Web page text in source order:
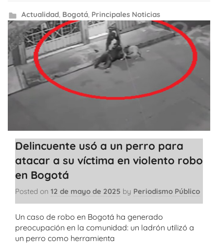
Actualidad, Bogotá, Principales Noticias
Delincuente usó a un perro para
atacar a su víctima en violento robo
en Bogotá
Posted on 12 de mayo de 2025 by Periodismo Público
Un caso de robo en Bogotá ha generado
preocupación en la comunidad: un ladrón utilizó a
un perro como herramienta